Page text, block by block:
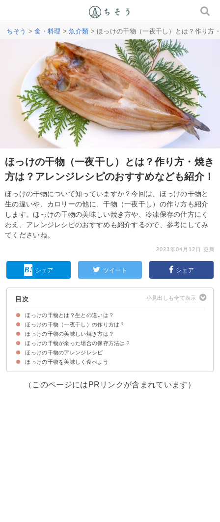
ちそう >食・料理 >魚介類 > ほっけの干物（一夜干し）とは？作り方
ほっけの干物（一夜干し）とは？作り方・焼き
方は？アレンジレシピのおすすめなども紹介！
ほっけの干物について知っていますか？今回は、ほっけの干物と
生の違いや、カロリーの他に、干物（一夜干し）の作り方も紹介
します。ほっけの干物の美味しい焼き方や、冷凍保存の仕方にく
わえ、アレンジレシピのおすすめも紹介するので、参考にしてみ
てくださいね。
2023年04月12日 更新
シェア ツイート シェア
目次
ほっけの干物とは？生との違いは？
ほっけは干物にすることで鮮度を保ったまま配送できる
ほっけの干物は低カロリー
ほっけの干物（一夜干し）の作り方は？
材料
作り方・レシピ
ほっけの干物の美味しい焼き方は？
①フライパンを使った方法
②グリルを使った方法
③炭火を使った方法
ほっけの干物が余った場合の保存方法は？
ほっけは冷凍での保存がおすすめ
冷凍ほっけの常温解凍はNG
ほっけの干物のアレンジレシピ
①ほっけの干物の煮付け
②ほっけの干物のフライ
③ほっけの干物のホイル焼き
ほっけの干物を美味しく食べよう
（このページにはPRリンクが含まれています）